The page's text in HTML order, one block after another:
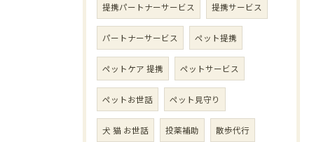
提携パートナーサービス 提携サービス
パートナーサービス ペット提携
ペットケア 提携 ペットサービス
ペットお世話 ペット見守り
犬 猫 お世話 投薬補助 散歩代行